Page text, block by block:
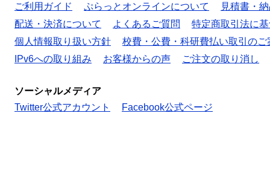
ご利用ガイド
ぷらっとオンラインについて
見積書・
配送・決済について
よくあるご質問
特定商取引法に
個人情報取り扱い方針
校費・公費・科研費払い取引のご
IPv6への取り組み
お客様からの声 ご注文の取り消し
ソーシャルメディア
Twitter公式アカウント
Facebook公式ページ